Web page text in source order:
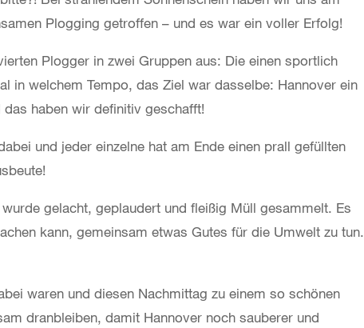
Plogging getroffen – und es war ein voller Erfolg!
Plogger in zwei Gruppen aus: Die einen sportlich
in welchem Tempo, das Ziel war dasselbe: Hannover ein
haben wir definitiv geschafft!
und jeder einzelne hat am Ende einen prall gefüllten
gelacht, geplaudert und fleißig Müll gesammelt. Es
kann, gemeinsam etwas Gutes für die Umwelt zu tun.
waren und diesen Nachmittag zu einem so schönen
dranbleiben, damit Hannover noch sauberer und